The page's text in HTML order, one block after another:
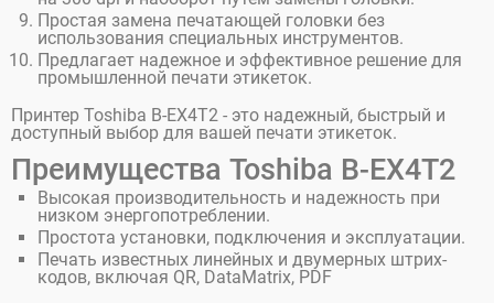
Простая замена печатающей головки без
использования специальных инструментов.
Предлагает надежное и эффективное решение для
промышленной печати этикеток.
Принтер Toshiba B-EX4T2 - это надежный, быстрый и
доступный выбор для вашей печати этикеток.
Преимущества Toshiba B-EX4T2
Высокая производительность и надежность при
низком энергопотреблении.
Простота установки, подключения и эксплуатации.
Печать известных линейных и двумерных штрих-
кодов, включая QR, DataMatrix, PDF